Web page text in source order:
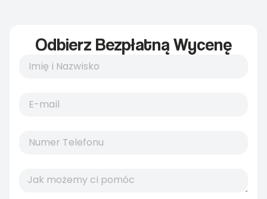
Odbierz Bezpłatną Wycenę